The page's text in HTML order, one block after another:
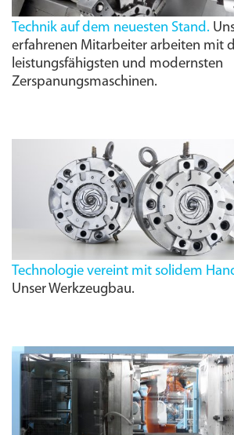
Technik auf dem neuesten Stand.
erfahrenen Mitarbeiter arbeiten mit
leistungs­fähigsten und modernsten
Zerspanungs­maschinen.
Technologie vereint mit solidem
Unser Werkzeugbau.